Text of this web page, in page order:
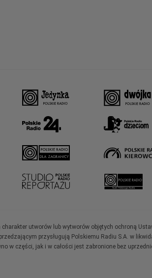
utworów lub wytworów objętych ochroną
przysługują Polskiemu Radiu S.A. w
w części, jak i w całości jest zabronione bez